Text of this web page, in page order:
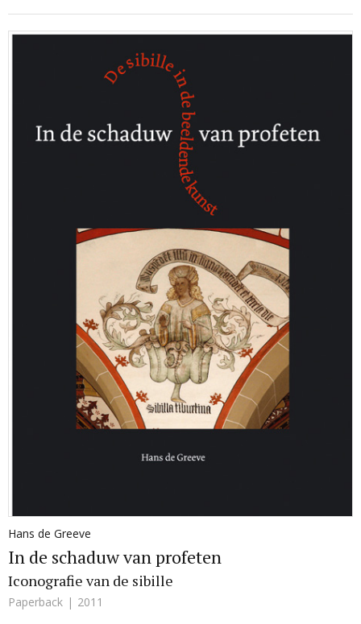
Hans de Greeve
In de schaduw van profeten
Iconografie van de sibille
Paperback 2011